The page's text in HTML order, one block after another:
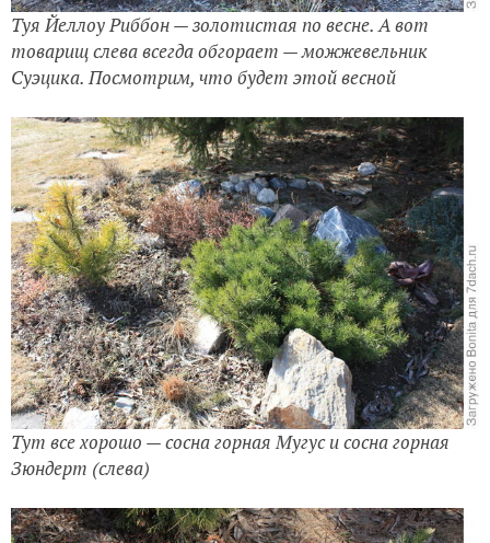
Туя Йеллоу Риббон — золотистая по весне. А вот
товарищ слева всегда обгорает — можжевельник
Суэцика. Посмотрим, что будет этой весной
Тут все хорошо — сосна горная Мугус и сосна горная
Зюндерт (слева)